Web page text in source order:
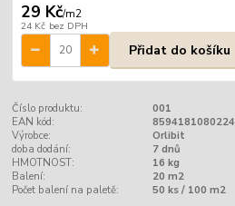
29 Kč/m2
24 Kč bez DPH
Přidat do košíku
Číslo produktu:
001
EAN kód:
8594181080224
Výrobce:
Orlibit
doba dodání:
7 dnů
HMOTNOST:
16 kg
Balení:
20 m2
Počet balení na paletě:
50 ks / 100 m2